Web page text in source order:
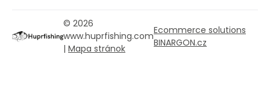
© 2026
www.huprfishing.com
| Mapa stránok
Ecommerce solutions
BINARGON.cz